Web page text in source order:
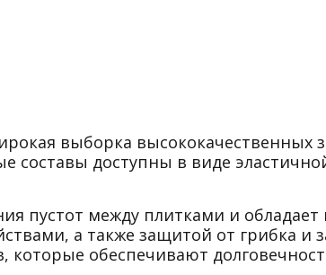
выборка высококачественных
составы доступны в виде
пустот между плитками и
а также защитой от грибка и
обеспечивают